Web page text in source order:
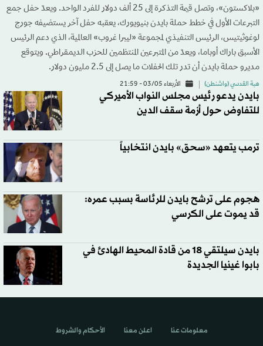
«بلاكستون»، وتصل قيمة التذكرة إلى 25 ألف دولار للفرد الواحد. ويعدّ حفل جمع
التبرعات الأول في خطط حملة بايدن بنيويورك، يعقبه حفل آخر يستضيفه جورج
لوغوثيتيس، الرئيس التنفيذي لمجموعة «ليبرا غروب» العالمية، الذي دعم الرئيس
الأسبق باراك أوباما، ويعدّ من المتبرعين المنتظمين للحزب الديمقراطي. ويتوقع
مديرو حملة بايدن أن تدر تلك الحفلات ما يصل إلى 2.5 مليون دولار.
هبة القدسي (واشنطن) الأربعاء 03/05 - 21:59
بايدن يدعو رئيس مجلس النواب الأميركي
للتفاوض حول أزمة سقف الدين
ترمب يتعهد «سحق» بايدن انتخابياً
هجوم على ترشح بايدن للرئاسة بسبب عمره:
قد يموت على الكرسي
بايدن سيلتقي 18 من قادة المحيط الهادئ في
بابوا غينيا الجديدة
معلومات عنا اعلن معنا الأحكام والشروط